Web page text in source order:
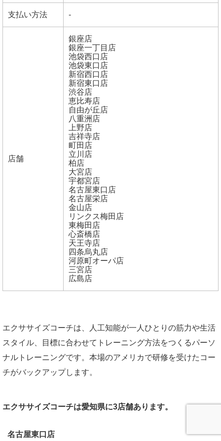
支払い方法 -
店舗
銀座店
銀座一丁目店
池袋西口店
池袋東口店
新宿西口店
新宿東口店
渋谷店
恵比寿店
自由が丘店
八重洲店
上野店
吉祥寺店
町田店
立川店
柏店
大宮店
宇都宮店
名古屋東口店
名古屋栄店
金山店
リンクス梅田店
東梅田店
心斎橋店
天王寺店
四条烏丸店
河原町オーパ店
三宮店
広島店
エクササイズコーチは、人工知能が一人ひとりの筋力や生活
スタイル、目標に合わせてトレーニング方法をつくるパーソ
ナルトレーニングです。本場のアメリカで研修を受けたコー
チがバックアップします。
エクササイズコーチは愛知県に3店舗あります。
名古屋東口店